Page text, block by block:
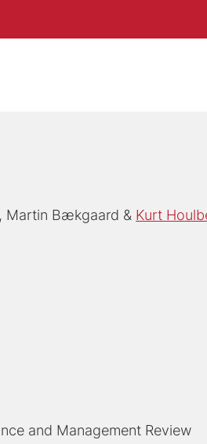
Martin Bækgaard Kurt
and Management Review